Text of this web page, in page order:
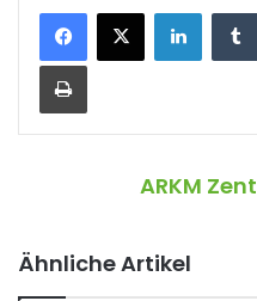
ARKM
Ähnliche Artikel